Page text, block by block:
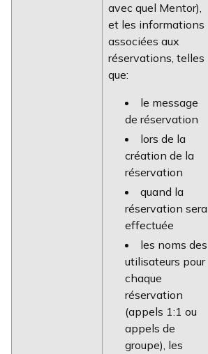
avec quel Mentor),
et les informations
associées aux
réservations, telles
que:
le message
de réservation
lors de la
création de la
réservation
quand la
réservation sera
effectuée
les noms des
utilisateurs pour
chaque
réservation
(appels 1:1 ou
appels de
groupe), les